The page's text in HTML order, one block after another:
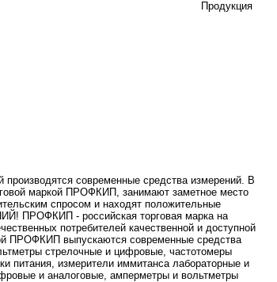
Продукция
современные средства измерений. В
маркой ПРОФКИП, занимают заметное место
спросом и находят положительные
ПРОФКИП - российская торговая марка на
потребителей качественной и доступной
ПРОФКИП выпускаются современные средства
стрелочные и цифровые, частотомеры
питания, измерители иммитанса лабораторные и
и аналоговые, амперметры и вольтметры